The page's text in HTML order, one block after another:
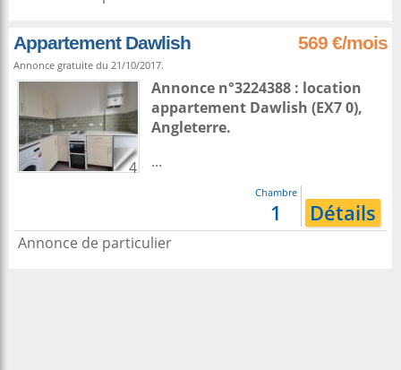
Appartement Dawlish 569 €/mois
Annonce gratuite du 21/10/2017.
4
Annonce n°3224388 : location
appartement Dawlish (EX7 0),
Angleterre.
...
Chambre
1 Détails
Annonce de particulier